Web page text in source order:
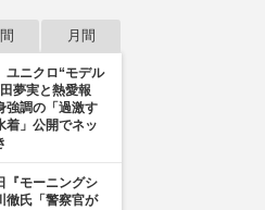
月間
ユニクロ“モデル
夢実と熱愛報
強調の「過激す
着」公開でネッ
『モーニングシ
徹氏「警察官が